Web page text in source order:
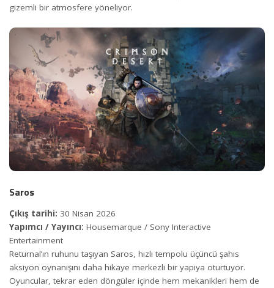
gizemli bir atmosfere yöneliyor.
Saros
Çıkış tarihi: 30 Nisan 2026
Yapımcı / Yayıncı: Housemarque / Sony Interactive
Entertainment
Returnal’ın ruhunu taşıyan Saros, hızlı tempolu üçüncü şahıs
aksiyon oynanışını daha hikaye merkezli bir yapıya oturtuyor.
Oyuncular, tekrar eden döngüler içinde hem mekanikleri hem de